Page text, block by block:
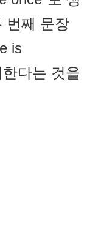
번째 문장
is
다는 것을